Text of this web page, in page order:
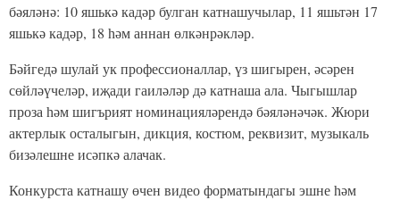
бәяләнә: 10 яшькә кадәр булган катнашучылар, 11 яшьтән 17
яшькә кадәр, 18 һәм аннан өлкәнрәкләр.
Бәйгедә шулай ук профессионаллар, үз шигырен, әсәрен
сөйләүчеләр, иҗади гаиләләр дә катнаша ала. Чыгышлар
проза һәм шигърият номинацияләрендә бәяләнәчәк. Жюри
актерлык осталыгын, дикция, костюм, реквизит, музыкаль
бизәлешне исәпкә алачак.
Конкурста катнашу өчен видео форматындагы эшне һәм